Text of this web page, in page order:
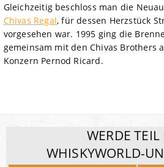
Gleichzeitig beschloss man die
Chivas Regal, für dessen Herzstück
vorgesehen war. 1995 ging die
gemeinsam mit den Chivas Brothers
Konzern Pernod Ricard.
WERDE TEIL
WHISKYWORLD-